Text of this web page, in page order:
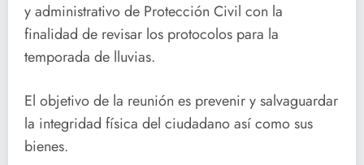
y administrativo de Protección Civil con la
finalidad de revisar los protocolos para la
temporada de lluvias.
El objetivo de la reunión es prevenir y salvaguardar
la integridad física del ciudadano así como sus
bienes.